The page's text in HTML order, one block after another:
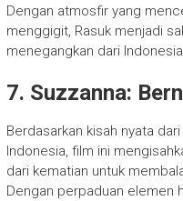
Dengan atmosfir yang
menggigit, Rasuk menjadi
menegangkan dari
7. Suzzanna:
Berdasarkan kisah nyata
Indonesia, film ini
dari kematian untuk
Dengan perpaduan elemen